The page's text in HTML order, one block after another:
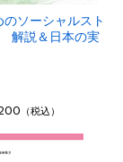
のソーシャルスト
解説＆日本の実
（税込）